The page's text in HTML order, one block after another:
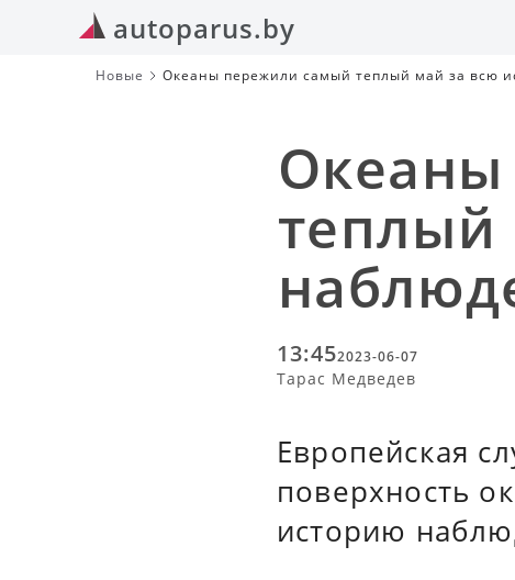
autoparus.by
Новые Океаны пережили самый теплый май за всю
теплый
13:452023-06-07
Тарас Медведев
Европейская
поверхность
историю